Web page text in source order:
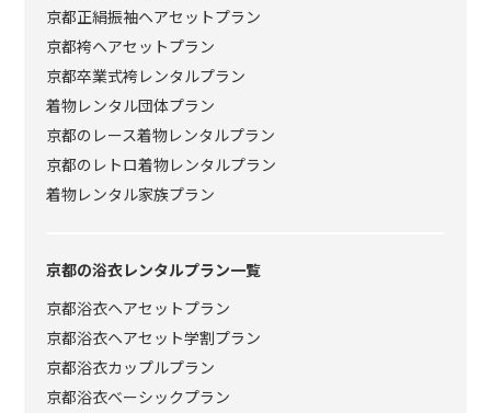
京都正絹振袖ヘアセットプラン
京都袴ヘアセットプラン
京都卒業式袴レンタルプラン
着物レンタル団体プラン
京都のレース着物レンタルプラン
京都のレトロ着物レンタルプラン
着物レンタル家族プラン
京都の浴衣レンタルプラン一覧
京都浴衣ヘアセットプラン
京都浴衣ヘアセット学割プラン
京都浴衣カップルプラン
京都浴衣ベーシックプラン